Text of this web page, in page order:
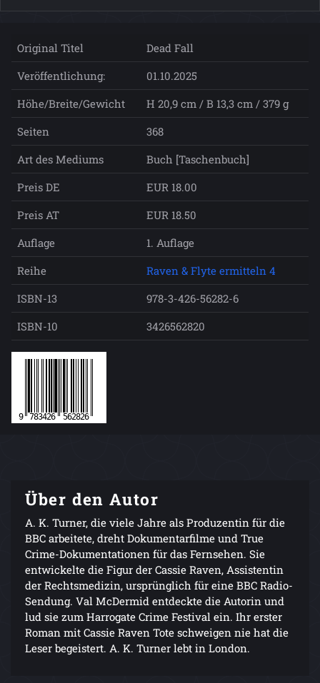
Original Titel
Dead Fall
Veröffentlichung:
01.10.2025
Höhe/Breite/Gewicht
H 20,9 cm / B 13,3 cm / 379 g
Seiten
368
Art des Mediums
Buch [Taschenbuch]
Preis DE
EUR 18.00
Preis AT
EUR 18.50
Auflage
1. Auflage
Reihe
Raven & Flyte ermitteln 4
ISBN-13
978-3-426-56282-6
ISBN-10
3426562820
Über den Autor
A. K. Turner, die viele Jahre als Produzentin für die
BBC arbeitete, dreht Dokumentarfilme und True
Crime-Dokumentationen für das Fernsehen. Sie
entwickelte die Figur der Cassie Raven, Assistentin
der Rechtsmedizin, ursprünglich für eine BBC Radio-
Sendung. Val McDermid entdeckte die Autorin und
lud sie zum Harrogate Crime Festival ein. Ihr erster
Roman mit Cassie Raven Tote schweigen nie hat die
Leser begeistert. A. K. Turner lebt in London.